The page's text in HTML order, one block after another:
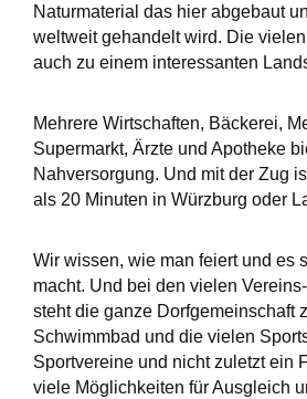
Naturmaterial das hier abgebaut
weltweit gehandelt wird. Die
auch zu einem interessanten
Mehrere Wirtschaften, Bäckerei,
Supermarkt, Ärzte und Apotheke
Nahversorgung. Und mit der Zug
als 20 Minuten in Würzburg oder
Wir wissen, wie man feiert und es
macht. Und bei den vielen
steht die ganze Dorfgemeinschaft
Schwimmbad und die vielen
Sportvereine und nicht zuletzt ein
viele Möglichkeiten für Ausgleich